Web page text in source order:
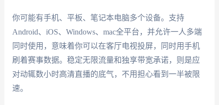
你可能有手机、平板、笔记本电脑多个设备。支持
Android、iOS、Windows、mac全平台，并允许一人多端
同时使用，意味着你可以在客厅电视投屏，同时用手机
刷着赛事数据。稳定无限流量和独享带宽承诺，则是应
对动辄数小时高清直播的底气，不用担心看到一半被限
速。